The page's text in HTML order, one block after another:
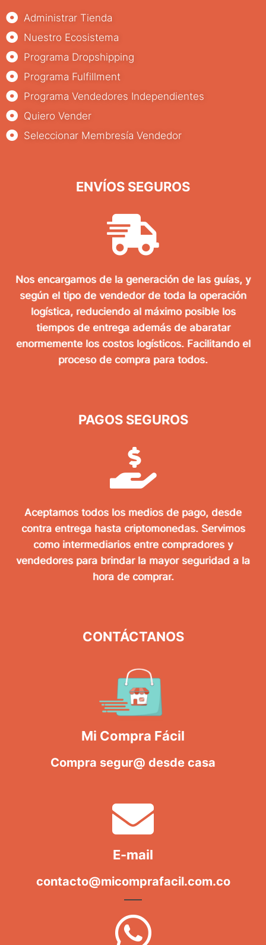
Administrar Tienda
Nuestro Ecosistema
Programa Dropshipping
Programa Fulfillment
Programa Vendedores Independientes
Quiero Vender
Seleccionar Membresía Vendedor
ENVÍOS SEGUROS
Nos encargamos de la generación de las guías, y
según el tipo de vendedor de toda la operación
logística, reduciendo al máximo posible los
tiempos de entrega además de abaratar
enormemente los costos logísticos. Facilitando el
proceso de compra para todos.
PAGOS SEGUROS
Aceptamos todos los medios de pago, desde
contra entrega hasta criptomonedas. Servimos
como intermediarios entre compradores y
vendedores para brindar la mayor seguridad a la
hora de comprar.
CONTÁCTANOS
Mi Compra Fácil
Compra segur@ desde casa
E-mail
contacto@micomprafacil.com.co